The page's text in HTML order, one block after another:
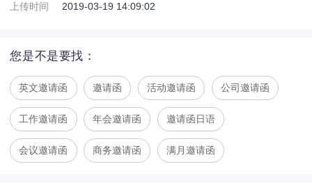
上传时间
2019-03-19 14:09:02
您是不是要找：
英文邀请函 邀请函 活动邀请函 公司邀请函
工作邀请函 年会邀请函 邀请函日语
会议邀请函 商务邀请函 满月邀请函